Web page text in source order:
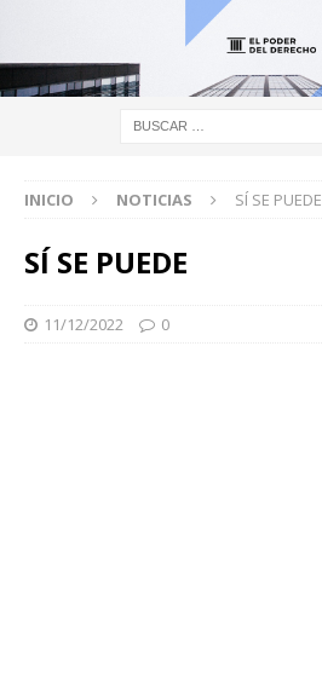
INICIO NOTICIAS SÍ SE PUEDE
SÍ SE PUEDE
11/12/2022 0